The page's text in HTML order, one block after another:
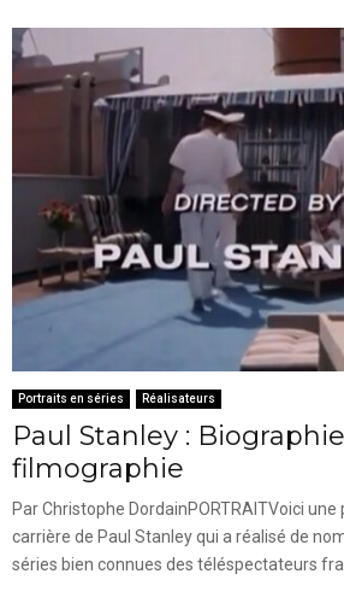
Portraits en séries Réalisateurs
Paul Stanley :
filmographie
Par Christophe DordainPORTRAITVoici
carrière de Paul Stanley qui a réalisé de
séries bien connues des téléspectateurs